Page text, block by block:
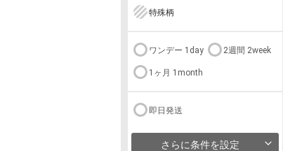
特殊柄
ワンデー 1day 2週間 2week
1ヶ月 1month
即日発送
さらに条件を設定